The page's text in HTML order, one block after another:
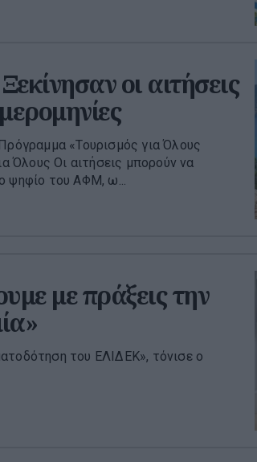
οι αιτήσεις
«Τουρισμός για Όλους
Όλους Οι αιτήσεις μπορούν να
ψηφίο του ΑΦΜ, ω...
με πράξεις την
του ΕΛΙΔΕΚ», τόνισε ο